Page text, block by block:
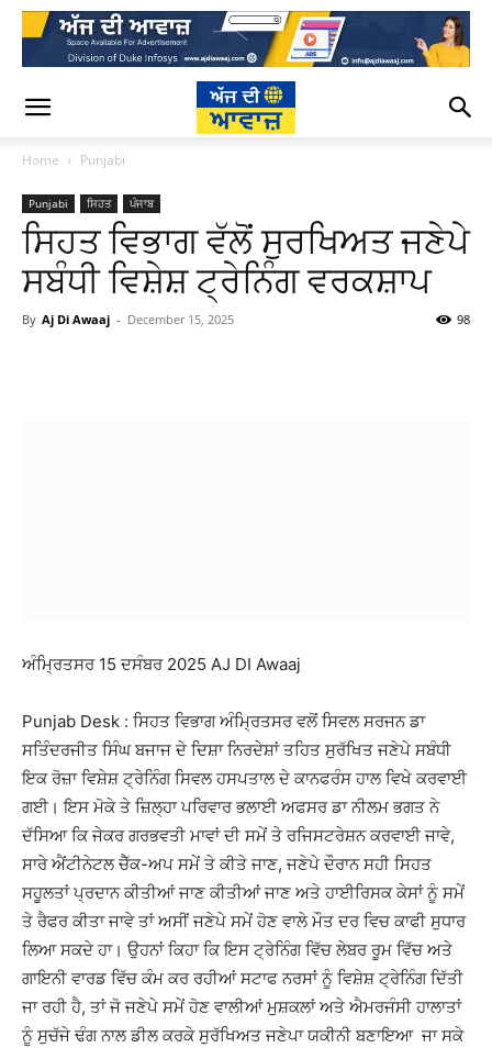
Home Punjabi
Punjabi ਸਿਹਤ ਪੰਜਾਬ
ਸਿਹਤ ਵਿਭਾਗ ਵੱਲੋਂ ਸੁਰਖਿਅਤ ਜਣੇਪੇ
ਸਬੰਧੀ ਵਿਸ਼ੇਸ਼ ਟ੍ਰੇਨਿੰਗ ਵਰਕਸ਼ਾਪ
By Aj Di Awaaj - December 15, 2025 98
ਅੰਮ੍ਰਿਤਸਰ 15 ਦਸੰਬਰ 2025 AJ DI Awaaj
Punjab Desk : ਸਿਹਤ ਵਿਭਾਗ ਅੰਮ੍ਰਿਤਸਰ ਵਲੋਂ ਸਿਵਲ ਸਰਜਨ ਡਾ
ਸਤਿੰਦਰਜੀਤ ਸਿੰਘ ਬਜਾਜ ਦੇ ਦਿਸ਼ਾ ਨਿਰਦੇਸ਼ਾਂ ਤਹਿਤ ਸੁਰੱਖਿਤ ਜਣੇਪੇ ਸਬੰਧੀ
ਇਕ ਰੋਜ਼ਾ ਵਿਸ਼ੇਸ਼ ਟ੍ਰੇਨਿੰਗ ਸਿਵਲ ਹਸਪਤਾਲ ਦੇ ਕਾਨਫਰੰਸ ਹਾਲ ਵਿਖੇ ਕਰਵਾਈ
ਗਈ। ਇਸ ਮੋਕੇ ਤੇ ਜ਼ਿਲ੍ਹਾ ਪਰਿਵਾਰ ਭਲਾਈ ਅਫਸਰ ਡਾ ਨੀਲਮ ਭਗਤ ਨੇ
ਦੱਸਿਆ ਕਿ ਜੇਕਰ ਗਰਭਵਤੀ ਮਾਵਾਂ ਦੀ ਸਮੇਂ ਤੇ ਰਜਿਸਟਰੇਸ਼ਨ ਕਰਵਾਈ ਜਾਵੇ,
ਸਾਰੇ ਐਂਟੀਨੇਟਲ ਚੈੱਕ-ਅਪ ਸਮੇਂ ਤੇ ਕੀਤੇ ਜਾਣ, ਜਣੇਪੇ ਦੌਰਾਨ ਸਹੀ ਸਿਹਤ
ਸਹੂਲਤਾਂ ਪ੍ਰਦਾਨ ਕੀਤੀਆਂ ਜਾਣ ਕੀਤੀਆਂ ਜਾਣ ਅਤੇ ਹਾਈਰਿਸਕ ਕੇਸਾਂ ਨੂੰ ਸਮੇਂ
ਤੇ ਰੈਫਰ ਕੀਤਾ ਜਾਵੇ ਤਾਂ ਅਸੀਂ ਜਣੇਪੇ ਸਮੇਂ ਹੋਣ ਵਾਲੇ ਮੌਤ ਦਰ ਵਿਚ ਕਾਫੀ ਸੁਧਾਰ
ਲਿਆ ਸਕਦੇ ਹਾ। ਉਹਨਾਂ ਕਿਹਾ ਕਿ ਇਸ ਟ੍ਰੇਨਿੰਗ ਵਿੱਚ ਲੇਬਰ ਰੂਮ ਵਿੱਚ ਅਤੇ
ਗਾਇਨੀ ਵਾਰਡ ਵਿੱਚ ਕੰਮ ਕਰ ਰਹੀਆਂ ਸਟਾਫ ਨਰਸਾਂ ਨੂੰ ਵਿਸ਼ੇਸ਼ ਟ੍ਰੇਨਿੰਗ ਦਿੱਤੀ
ਜਾ ਰਹੀ ਹੈ, ਤਾਂ ਜੋ ਜਣੇਪੇ ਸਮੇਂ ਹੋਣ ਵਾਲੀਆਂ ਮੁਸ਼ਕਲਾਂ ਅਤੇ ਐਮਰਜੰਸੀ ਹਾਲਾਤਾਂ
ਨੂੰ ਸੁਚੱਜੇ ਢੰਗ ਨਾਲ ਡੀਲ ਕਰਕੇ ਸੁਰੱਖਿਅਤ ਜਣੇਪਾ ਯਕੀਨੀ ਬਣਾਇਆ ਜਾ ਸਕੇ